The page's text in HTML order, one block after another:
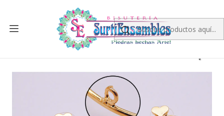
Inicio ORO GOLFI
ORO GOLFI HERAJE ARETE 28 40*1.2MM CORAZON